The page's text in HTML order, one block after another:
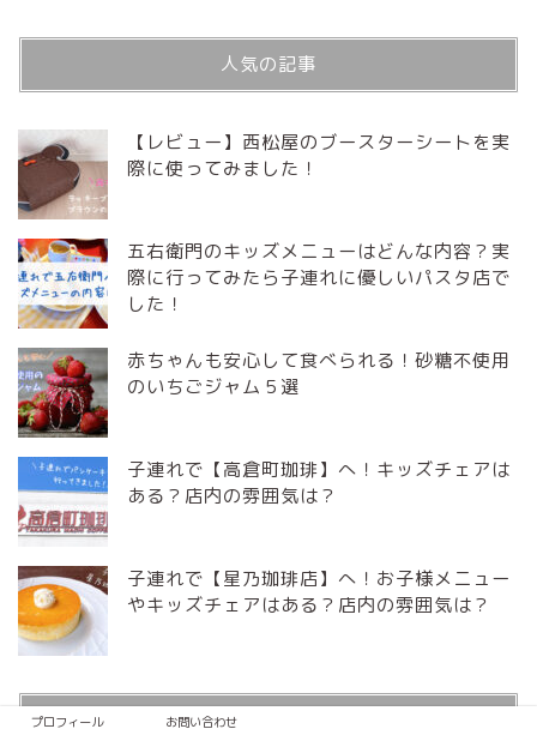
人気の記事
【レビュー】西松屋のブースターシートを実
際に使ってみました！
五右衛門のキッズメニューはどんな内容？実
際に行ってみたら子連れに優しいパスタ店で
した！
赤ちゃんも安心して食べられる！砂糖不使用
のいちごジャム５選
子連れで【高倉町珈琲】へ！キッズチェアは
ある？店内の雰囲気は？
子連れで【星乃珈琲店】へ！お子様メニュー
やキッズチェアはある？店内の雰囲気は？
カテゴリー
プロフィール お問い合わせ